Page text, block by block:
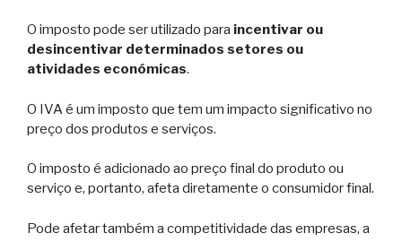
O imposto pode ser utilizado para incentivar ou
desincentivar determinados setores ou
atividades económicas.
O IVA é um imposto que tem um impacto significativo no
preço dos produtos e serviços.
O imposto é adicionado ao preço final do produto ou
serviço e, portanto, afeta diretamente o consumidor final.
Pode afetar também a competitividade das empresas, a